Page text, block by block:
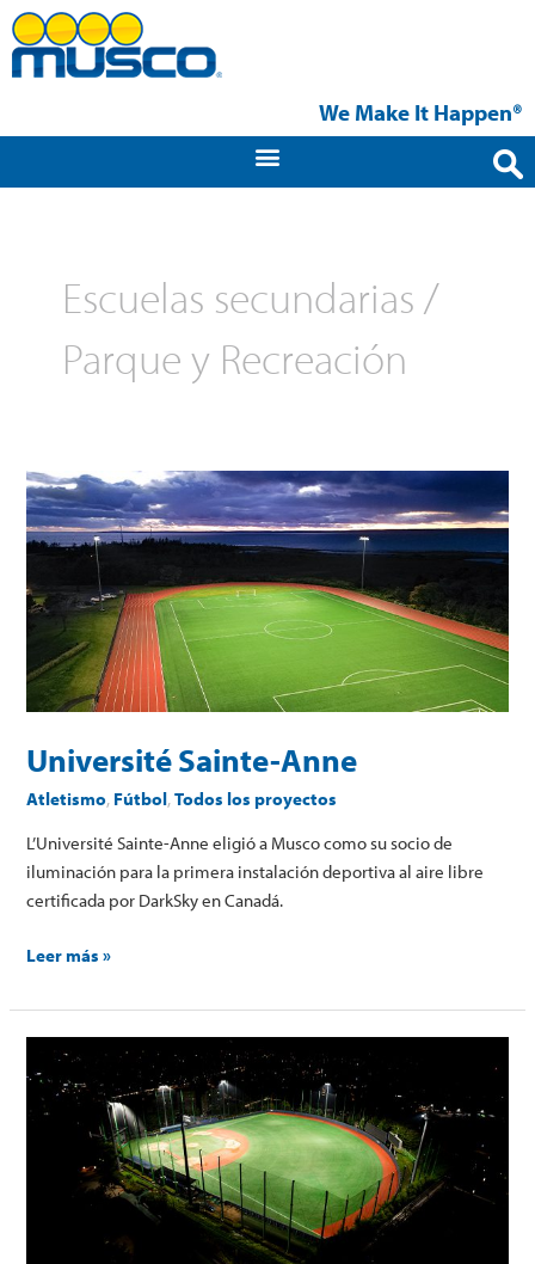
al
contenido
We Make It Happen®
Escuelas secundarias /
Parque y Recreación
Université Sainte-Anne
Atletismo, Fútbol,Todos los proyectos
L’Université Sainte-Anne eligió a Musco como su socio de
iluminación para la primera instalación deportiva al aire libre
certificada por DarkSky en Canadá.
Université
Sainte-
Anne
Leer más »
Sinwol
Baseball
Field